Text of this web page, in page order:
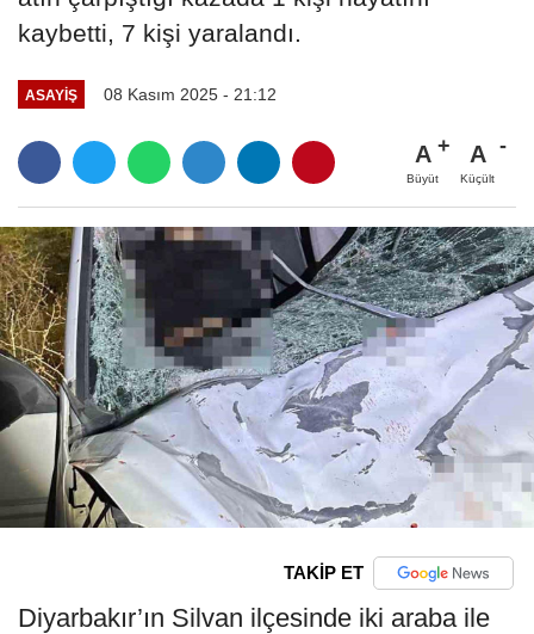
kaybetti, 7 kişi yaralandı.
ASAYIŞ 08 Kasım 2025 - 21:12
A
Büyüt
A
Küçült
TAKİP ET
Diyarbakır’ın Silvan ilçesinde iki araba ile